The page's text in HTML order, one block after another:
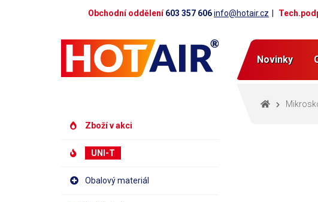
Obchodní oddělení603 357 606info@hotair.cz
Novinky
Zboží v akci
UNI-T
Obalový materiál